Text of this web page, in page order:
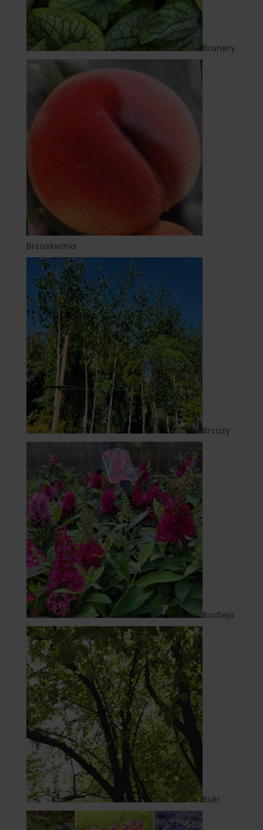
Brunery
Brzoskwinia
Brzozy
Budleja
Buki